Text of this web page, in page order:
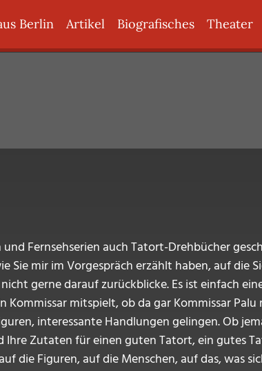
Berlin Artikel Biografisches Theater
Fernsehserien auch Tatort-Drehbücher
mir im Vorgespräch erzählt haben, auf die
gerne darauf zurückblicke. Es ist einfach
Kommissar mitspielt, ob da gar Kommissar
interessante Handlungen gelingen. Ob
Zutaten für einen guten Tatort, ein gutes
die Figuren, auf die Menschen, auf das, was